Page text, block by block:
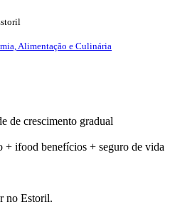
Alimentação e Culinária
de crescimento gradual
ifood benefícios + seguro de vida
no Estoril.